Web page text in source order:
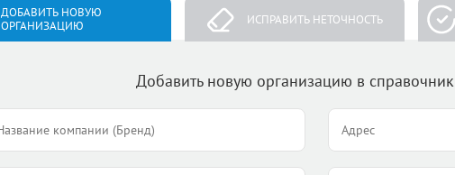
ДОБАВИТЬ НОВУЮ
ОРГАНИЗАЦИЮ
ИСПРАВИТЬ НЕТОЧНОСТЬ
Добавить новую организацию в справочник